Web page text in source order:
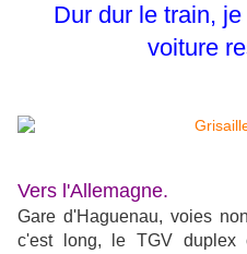
Dur dur le train,
voiture
Vers l'Allemagne.
Gare d'Haguenau, voies
c'est long, le TGV duplex